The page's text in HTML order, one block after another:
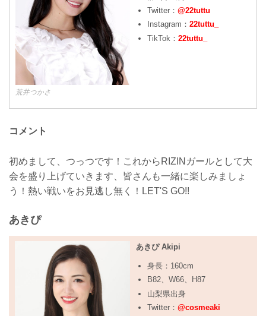
荒井つかさ
Twitter： @22tuttu
Instagram： 22tuttu_
TikTok： 22tuttu_
コメント
初めまして、つっつです！これからRIZINガールとして大
会を盛り上げていきます、皆さんも一緒に楽しみましょ
う！熱い戦いをお見逃し無く！LET'S GO!!
あきぴ
あきぴ Akipi
身長：160cm
B82、W66、H87
山梨県出身
Twitter： @cosmeaki